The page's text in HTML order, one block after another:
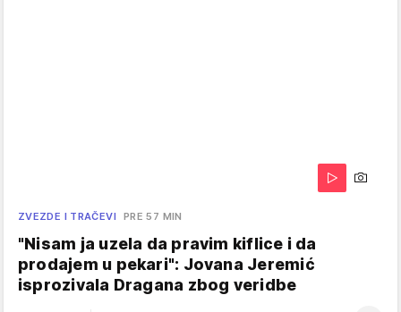
ZVEZDE I TRAČEVI PRE 57 MIN
"Nisam ja uzela da pravim kiflice i da
prodajem u pekari": Jovana Jeremić
isprozivala Dragana zbog veridbe